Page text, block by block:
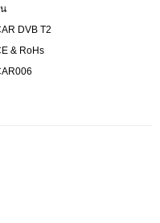
DVB T2
& RoHs